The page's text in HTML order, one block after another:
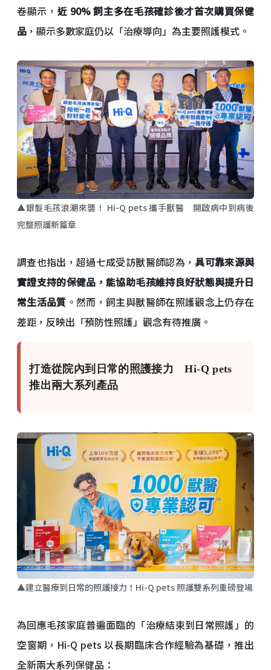
卷顯示， 近 90% 飼主多在毛孩確診後才首次購買保健
品 ，顯示多數家庭仍以「治療導向」為主要照護模式。
▲銀髮毛孩浪潮來襲！ Hi-Q pets 攜手獸醫 開啟病中到病後
完整照護新篇章
調查也指出，超過七成受訪獸醫師認為，具可靠來源與
實證支持的保健品，能協助毛孩維持良好狀態與提升日
常生活品質 。然而，飼主與獸醫師在照護觀念上仍存在
差距，反映出「預防性照護」觀念有待推廣。
打造從院內到日常的照護接力 Hi-Q pets
推出兩大系列產品
▲建立醫療到日常的照護接力！Hi-Q pets 照護雙系列重磅登場
為回應毛孩家庭普遍面臨的「治療結束到日常照護」的
空窗期，Hi-Q pets 以長期臨床合作經驗為基礎，推出
全新兩大系列保健品：